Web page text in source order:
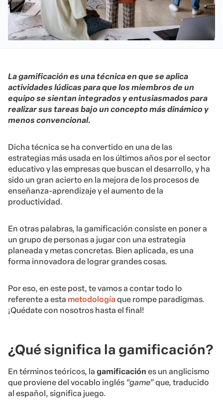
La gamificación es una técnica en que se aplica
actividades lúdicas para que los miembros de un
equipo se sientan integrados y entusiasmados para
realizar sus tareas bajo un concepto más dinámico y
menos convencional.
Dicha técnica se ha convertido en una de las
estrategias más usada en los últimos años por el sector
educativo y las empresas que buscan el desarrollo, y ha
sido un gran acierto en la mejora de los procesos de
enseñanza-aprendizaje y el aumento de la
productividad.
En otras palabras, la gamificación consiste en poner a
un grupo de personas a jugar con una estrategia
planeada y metas concretas. Bien aplicada, es una
forma innovadora de lograr grandes cosas.
Por eso, en este post, te vamos a contar todo lo
referente a esta metodología que rompe paradigmas.
¡Quédate con nosotros hasta el final!
¿Qué significa la gamificación?
En términos teóricos, la gamificación es un anglicismo
que proviene del vocablo inglés “game”que, traducido
al español, significa juego.